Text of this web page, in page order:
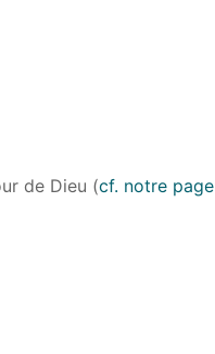
de Dieu (cf. notre page